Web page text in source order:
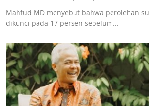
Mahfud MD menyebut bahwa perolehan
dikunci pada 17 persen sebelum...